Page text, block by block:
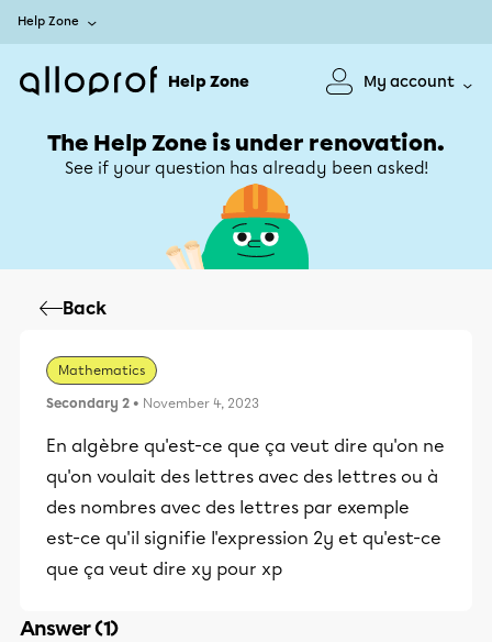
Help Zone
Help Zone My account
The Help Zone is under renovation.
See if your question has already been asked!
Back
Mathematics
Secondary 2 • November 4, 2023
En algèbre qu'est-ce que ça veut dire qu'on ne
qu'on voulait des lettres avec des lettres ou à
des nombres avec des lettres par exemple
est-ce qu'il signifie l'expression 2y et qu'est-ce
que ça veut dire xy pour xp
Answer (1)